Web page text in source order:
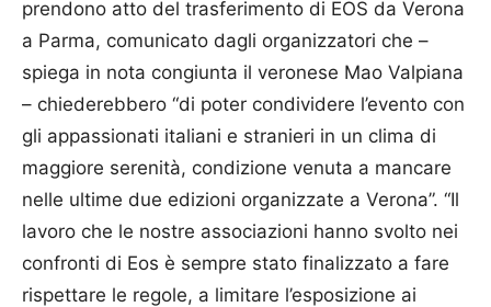
prendono atto del trasferimento di EOS da Verona
a Parma, comunicato dagli organizzatori che –
spiega in nota congiunta il veronese Mao Valpiana
– chiederebbero “di poter condividere l’evento con
gli appassionati italiani e stranieri in un clima di
maggiore serenità, condizione venuta a mancare
nelle ultime due edizioni organizzate a Verona”. “Il
lavoro che le nostre associazioni hanno svolto nei
confronti di Eos è sempre stato finalizzato a fare
rispettare le regole, a limitare l’esposizione ai